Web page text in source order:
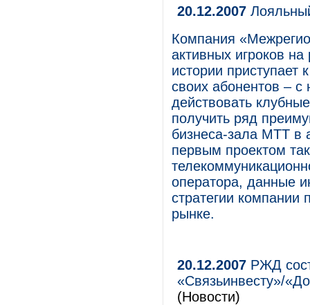
20.12.2007
Компания
активных игроков
истории приступает
своих абонентов – с
действовать
получить ряд
бизнеса-зала МТТ в
первым проектом
оператора, данные
стратегии компании
рынке.
20.12.2007 РЖД
«Связьинвесту»/
(Новости)